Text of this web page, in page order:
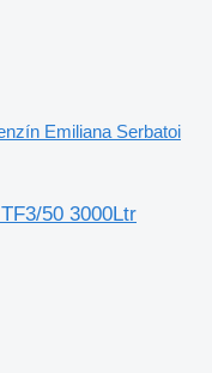
Emiliana Serbatoi
50 3000Ltr